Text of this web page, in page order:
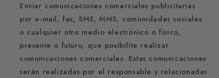
Enviar comunicaciones comerciales publicitarias
por e-mail, fax, SMS, MMS, comunidades sociales
o cualquier otro medio electrónico o físico,
presente o futuro, que posibilite realizar
comunicaciones comerciales. Estas comunicaciones
serán realizadas por el responsable y relacionadas